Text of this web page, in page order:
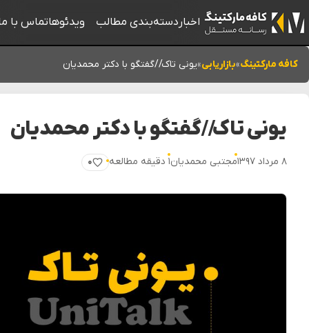
اخبار دسته‌بندی مطالب ویدئوهاتماس با
کافه مارکتینگ»بازاریابی»یونی تاک//گفتگو با دکتر محمدیان
یونی تاک//گفتگو با دکتر محمدیان
۸ مرداد ۱۳۹۷ مجتبی محمدیان۱ دقیقه مطالعه ۰
پسندیدن